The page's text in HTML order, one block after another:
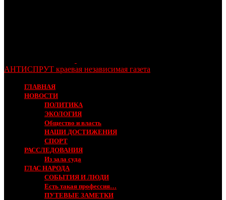
АНТИСПРУТ краевая независимая газета
ГЛАВНАЯ
НОВОСТИ
ПОЛИТИКА
ЭКОЛОГИЯ
Общество и власть
НАШИ ДОСТИЖЕНИЯ
СПОРТ
РАССЛЕДОВАНИЯ
Из зала суда
ГЛАС НАРОДА
СОБЫТИЯ И ЛЮДИ
Есть такая профессия…
ПУТЕВЫЕ ЗАМЕТКИ